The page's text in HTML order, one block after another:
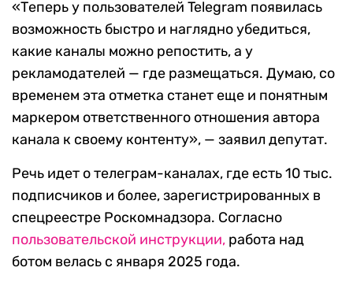
«Теперь у пользователей Telegram появилась
возможность быстро и наглядно убедиться,
какие каналы можно репостить, а у
рекламодателей — где размещаться. Думаю, со
временем эта отметка станет еще и понятным
маркером ответственного отношения автора
канала к своему контенту», — заявил депутат.
Речь идет о телеграм-каналах, где есть 10 тыс.
подписчиков и более, зарегистрированных в
спецреестре Роскомнадзора. Согласно
пользовательской инструкции, работа над
ботом велась с января 2025 года.